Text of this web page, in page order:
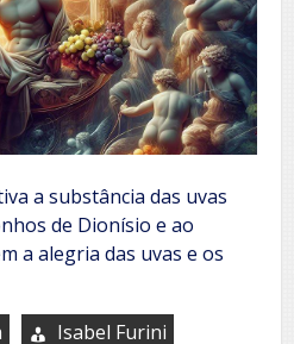
a substância das uvas
de Dionísio e ao
a alegria das uvas e os
Isabel Furini